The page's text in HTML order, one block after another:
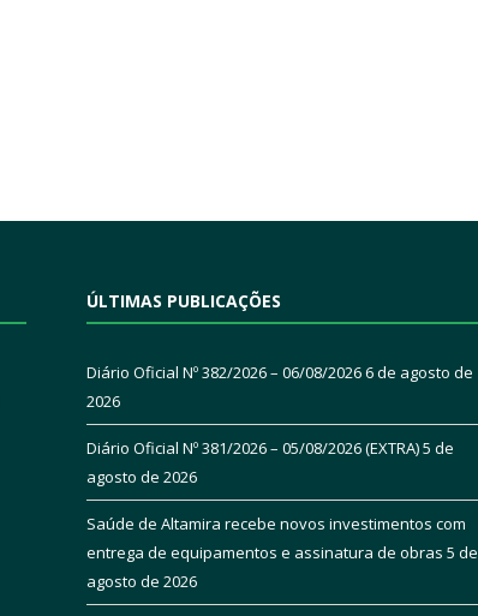
ÚLTIMAS PUBLICAÇÕES
Diário Oficial Nº 382/2026 – 06/08/20266 de agosto de
2026
Diário Oficial Nº 381/2026 – 05/08/2026 (EXTRA)5 de
agosto de 2026
Saúde de Altamira recebe novos investimentos com
entrega de equipamentos e assinatura de obras 5 de
agosto de 2026